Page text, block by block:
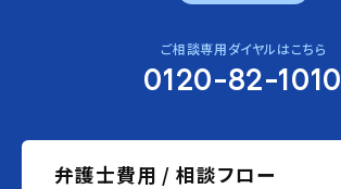
ご相談専用ダイヤルはこちら
0120-82-1010
弁護士費用 / 相談フロー